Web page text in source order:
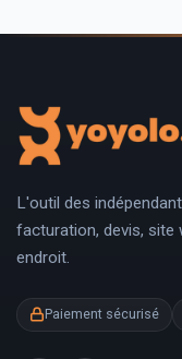
L'outil des
facturation, devis, site
endroit.
Paiement sécurisé